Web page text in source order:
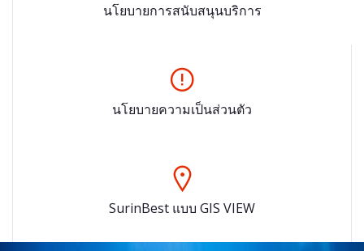
นโยบายการสนับสนุนบริการ
นโยบายความเป็นส่วนตัว
SurinBest แบบ GIS VIEW